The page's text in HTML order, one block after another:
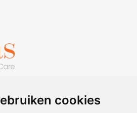
cookies